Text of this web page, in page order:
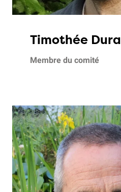
Timothée
Membre du comité